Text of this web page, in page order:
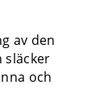
av den
släcker
och